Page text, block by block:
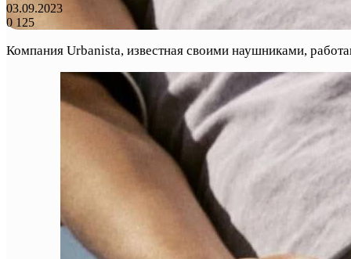
03.09.2023
0 125
Компания Urbanista, известная своими наушниками,